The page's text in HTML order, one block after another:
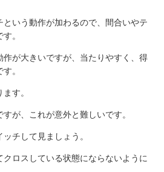
いう動作が加わるので、間合いやテ
。
が大きいですが、当たりやすく、得
。
す。
が、これが意外と難しいです。
チして見ましょう。
ロスしている状態にならないように